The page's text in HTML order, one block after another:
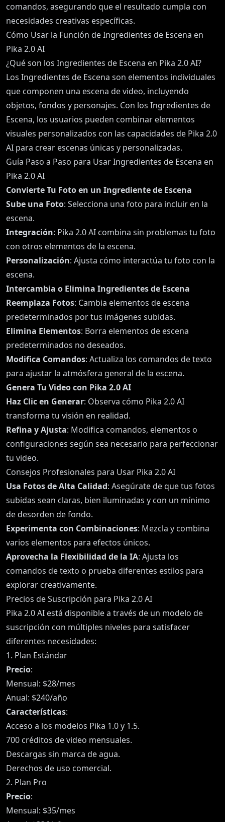
comandos, asegurando que el resultado cumpla con
necesidades creativas específicas.
Cómo Usar la Función de Ingredientes de Escena en
Pika 2.0 AI
¿Qué son los Ingredientes de Escena en Pika 2.0 AI?
Los Ingredientes de Escena son elementos individuales
que componen una escena de video, incluyendo
objetos, fondos y personajes. Con los Ingredientes de
Escena, los usuarios pueden combinar elementos
visuales personalizados con las capacidades de Pika 2.0
AI para crear escenas únicas y personalizadas.
Guía Paso a Paso para Usar Ingredientes de Escena en
Pika 2.0 AI
Convierte Tu Foto en un Ingrediente de Escena
Sube una Foto: Selecciona una foto para incluir en la
escena.
Integración: Pika 2.0 AI combina sin problemas tu foto
con otros elementos de la escena.
Personalización: Ajusta cómo interactúa tu foto con la
escena.
Intercambia o Elimina Ingredientes de Escena
Reemplaza Fotos: Cambia elementos de escena
predeterminados por tus imágenes subidas.
Elimina Elementos: Borra elementos de escena
predeterminados no deseados.
Modifica Comandos: Actualiza los comandos de texto
para ajustar la atmósfera general de la escena.
Genera Tu Video con Pika 2.0 AI
Haz Clic en Generar: Observa cómo Pika 2.0 AI
transforma tu visión en realidad.
Refina y Ajusta: Modifica comandos, elementos o
configuraciones según sea necesario para perfeccionar
tu video.
Consejos Profesionales para Usar Pika 2.0 AI
Usa Fotos de Alta Calidad: Asegúrate de que tus fotos
subidas sean claras, bien iluminadas y con un mínimo
de desorden de fondo.
Experimenta con Combinaciones: Mezcla y combina
varios elementos para efectos únicos.
Aprovecha la Flexibilidad de la IA: Ajusta los
comandos de texto o prueba diferentes estilos para
explorar creativamente.
Precios de Suscripción para Pika 2.0 AI
Pika 2.0 AI está disponible a través de un modelo de
suscripción con múltiples niveles para satisfacer
diferentes necesidades:
1. Plan Estándar
Precio:
Mensual: $28/mes
Anual: $240/año
Características:
Acceso a los modelos Pika 1.0 y 1.5.
700 créditos de video mensuales.
Descargas sin marca de agua.
Derechos de uso comercial.
2. Plan Pro
Precio:
Mensual: $35/mes